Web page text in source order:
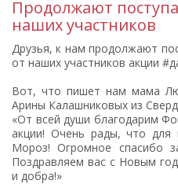
Продолжают
наших участников
Друзья, к нам продолжают
от наших участников акции
Вот, что пишет нам мама
Арины Калашниковых из
«От всей души благодарим
акции! Очень рады, что
Мороз! Огромное спасибо
Поздравляем вас с Новым
и добра!»